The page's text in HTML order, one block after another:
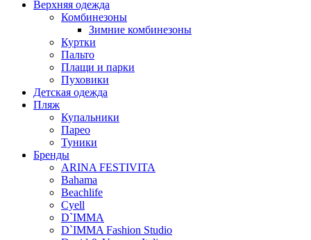
Верхняя одежда
Комбинезоны
Зимние комбинезоны
Куртки
Пальто
Плащи и парки
Пуховики
Детская одежда
Пляж
Купальники
Парео
Туники
Бренды
ARINA FESTIVITA
Bahama
Beachlife
Cyell
D`IMMA
D`IMMA Fashion Studio